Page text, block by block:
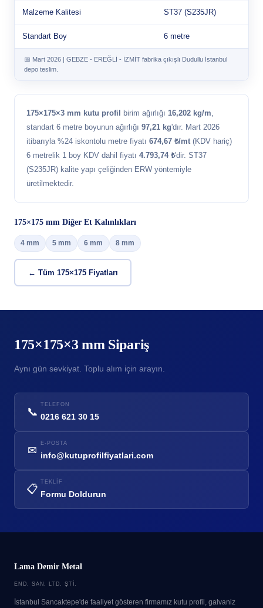
Malzeme Kalitesi ST37 (S235JR)
Standart Boy 6 metre
📅 Mart 2026 | GEBZE - EREĞLİ - İZMİT fabrika çıkışlı Dudullu İstanbul
depo teslim.
175×175×3 mm kutu profil birim ağırlığı 16,202 kg/m,
standart 6 metre boyunun ağırlığı 97,21 kg'dır. Mart 2026
itibarıyla %24 iskontolu metre fiyatı 674,67 ₺/mt (KDV hariç)
6 metrelik 1 boy KDV dahil fiyatı 4.793,74 ₺'dir. ST37
(S235JR) kalite yapı çeliğinden ERW yöntemiyle
üretilmektedir.
175×175 mm Diğer Et Kalınlıkları
4 mm 5 mm 6 mm 8 mm
← Tüm 175×175 Fiyatları
175×175×3 mm Sipariş
Aynı gün sevkiyat. Toplu alım için arayın.
📞
TELEFON
0216 621 30 15
✉
E-POSTA
info@kutuprofilfiyatlari.com
📋
TEKLIF
Formu Doldurun
Lama Demir Metal
END. SAN. LTD. ŞTI.
İstanbul Sancaktepe'de faaliyet gösteren firmamız kutu profil, galvaniz